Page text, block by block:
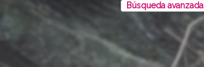
Búsqueda avanzada